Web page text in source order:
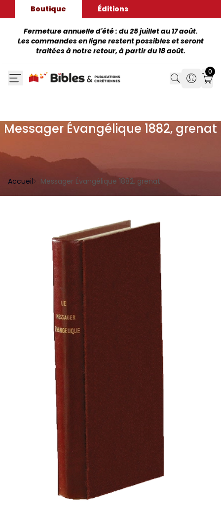
Boutique Éditions
Fermeture annuelle d'été : du 25 juillet au 17 août.
Les commandes en ligne restent possibles et seront
traitées à notre retour, à partir du 18 août.
Search
Search
0
Messager Évangélique 1882, grenat
Accueil Messager Évangélique 1882, grenat